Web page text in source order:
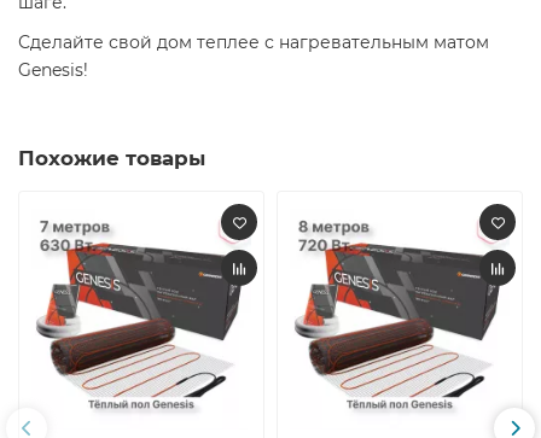
Сделайте свой дом теплее с нагревательным матом
Genesis!
Похожие товары